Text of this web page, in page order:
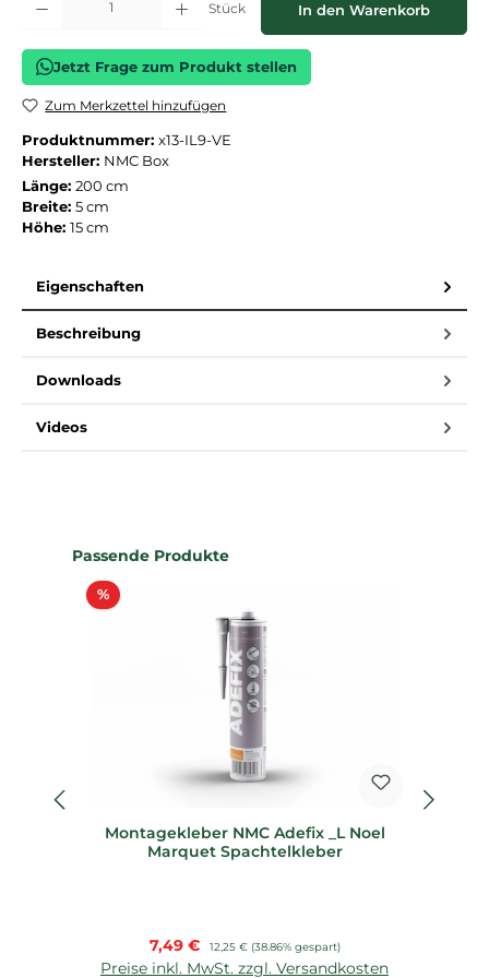
Stück In den Warenkorb
Jetzt Frage zum Produkt stellen
Zum Merkzettel hinzufügen
Produktnummer: x13-IL9-VE
Hersteller: NMC Box
Länge: 200 cm
Breite: 5 cm
Höhe: 15 cm
Eigenschaften
Beschreibung
Downloads
Videos
Produktgalerie überspringen
Passende Produkte
%Rabatt
Montagekleber NMC Adefix _L Noel
Marquet Spachtelkleber
Verkaufspreis:
7,49 € Regulärer Preis:
12,25 € (38.86% gespart)
Preise inkl. MwSt. zzgl. Versandkosten